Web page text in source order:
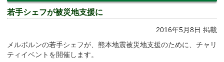
若手シェフが被災地支援に
2016年5月8日 掲載
メルボルンの若手シェフが、熊本地震被災地支援のために、チャリ
ティイベントを開催します。